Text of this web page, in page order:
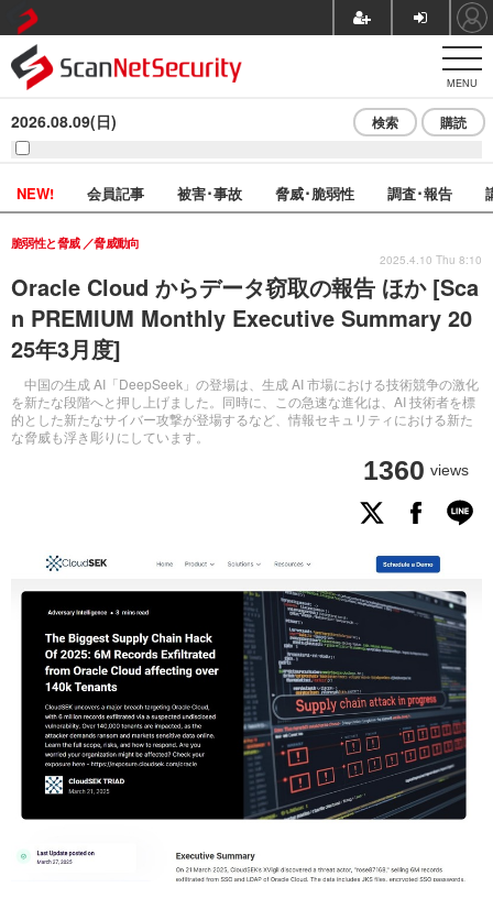
MENU
2026.08.09(日) 検索 購読
NEW! 会員記事 被害･事故 脅威･脆弱性 調査･報告
Oracle Cloud からデータ窃取の報告 ほか [Sca
n PREMIUM Monthly Executive Summary 20
25年3月度]
中国の生成 AI「DeepSeek」の登場は、生成 AI 市場における技術競争の激化
を新たな段階へと押し上げました。同時に、この急速な進化は、AI 技術者を標
的とした新たなサイバー攻撃が登場するなど、情報セキュリティにおける新た
な脅威も浮き彫りにしています。
脆弱性と脅威 脅威動向
1360 views
2025.4.10 Thu 8:10